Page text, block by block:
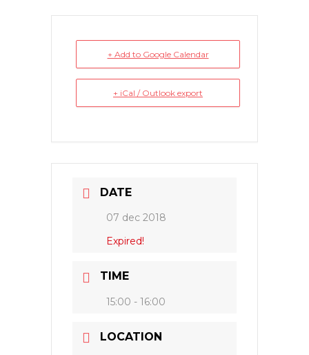
+ Add to Google Calendar
+ iCal / Outlook export
DATE
07 dec 2018
Expired!
TIME
15:00 - 16:00
LOCATION